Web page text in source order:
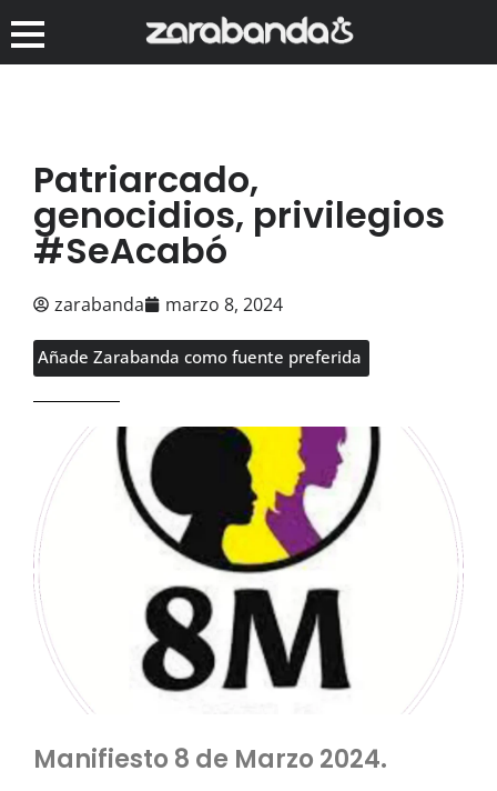
Patriarcado,
genocidios, privilegios
#SeAcabó
zarabanda marzo 8, 2024
Añade Zarabanda como fuente preferida
Manifiesto 8 de Marzo 2024.